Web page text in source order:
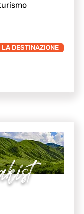
LA DESTINAZIONE